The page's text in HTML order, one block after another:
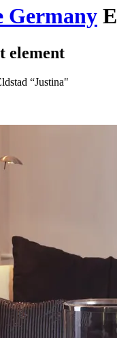
Germany
element
“Justina"